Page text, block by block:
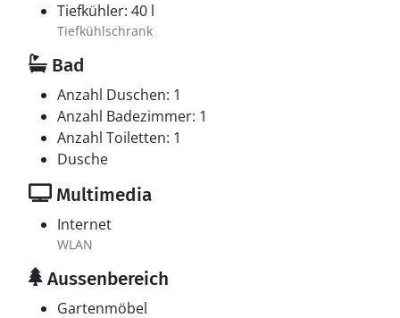
Tiefkühler: 40 l
Tiefkühlschrank
Bad
Anzahl Duschen: 1
Anzahl Badezimmer: 1
Anzahl Toiletten: 1
Dusche
Multimedia
Internet
WLAN
Aussenbereich
Gartenmöbel